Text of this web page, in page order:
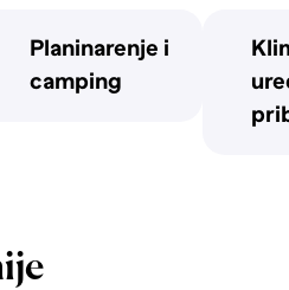
Planinarenje i
camping